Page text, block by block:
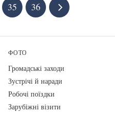
35 36
ФОТО
Громадські заходи
Зустрічі й наради
Робочі поїздки
Зарубіжні візити